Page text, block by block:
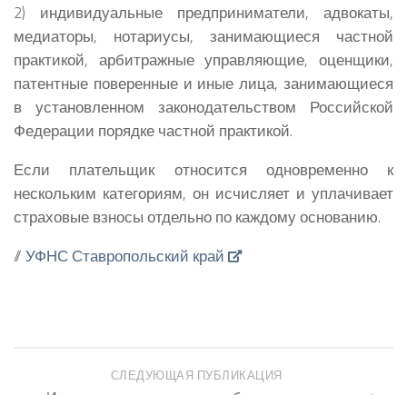
2) индивидуальные предприниматели, адвокаты,
медиаторы, нотариусы, занимающиеся частной
практикой, арбитражные управляющие, оценщики,
патентные поверенные и иные лица, занимающиеся
в установленном законодательством Российской
Федерации порядке частной практикой.
Если плательщик относится одновременно к
нескольким категориям, он исчисляет и уплачивает
страховые взносы отдельно по каждому основанию.
// УФНС Ставропольский край
СЛЕДУЮЩАЯ ПУБЛИКАЦИЯ